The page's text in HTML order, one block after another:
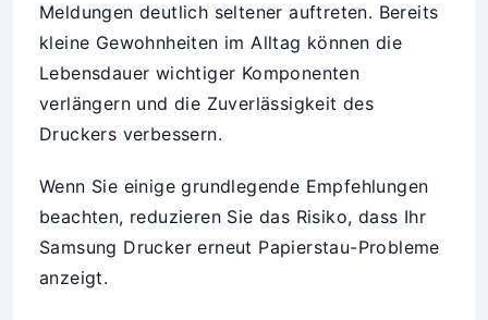
Meldungen deutlich seltener auftreten. Bereits
kleine Gewohnheiten im Alltag können die
Lebensdauer wichtiger Komponenten
verlängern und die Zuverlässigkeit des
Druckers verbessern.
Wenn Sie einige grundlegende Empfehlungen
beachten, reduzieren Sie das Risiko, dass Ihr
Samsung Drucker erneut Papierstau-Probleme
anzeigt.